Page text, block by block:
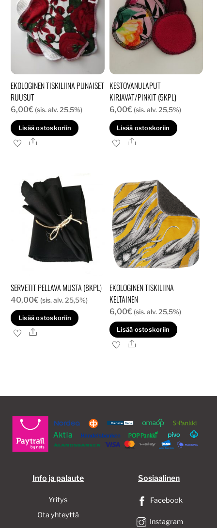
EKOLOGINEN TISKILIINA PUNAISET
RUUSUT
6,00€ (sis. alv. 25,5%)
Lisää ostoskoriin
Ale
KESTOVANULAPUT
KIRJAVAT/PINKIT (5KPL)
6,00€ (sis. alv. 25,5%)
Lisää ostoskoriin
Ale
SERVETIT PELLAVA MUSTA (8KPL)
40,00€ (sis. alv. 25,5%)
Lisää ostoskoriin
Ale
EKOLOGINEN TISKILIINA
KELTAINEN
6,00€ (sis. alv. 25,5%)
Lisää ostoskoriin
Ale
Info ja palaute
Yritys
Ota yhteyttä
Sosiaalinen
Facebook
Instagram